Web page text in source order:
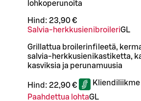
lohkoperunoita
Hind: 23,90 €
Salvia-herkkusienibroileriGL
Grillattua broilerinfileetä,
salvia-herkkusienikastiketta,
kasviksia ja perunamuusia
Hind: 22,90 €
Paahdettua lohtaGL